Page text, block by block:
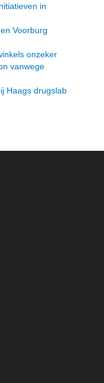
in
Voorburg
onzeker
vanwege
Haags drugslab